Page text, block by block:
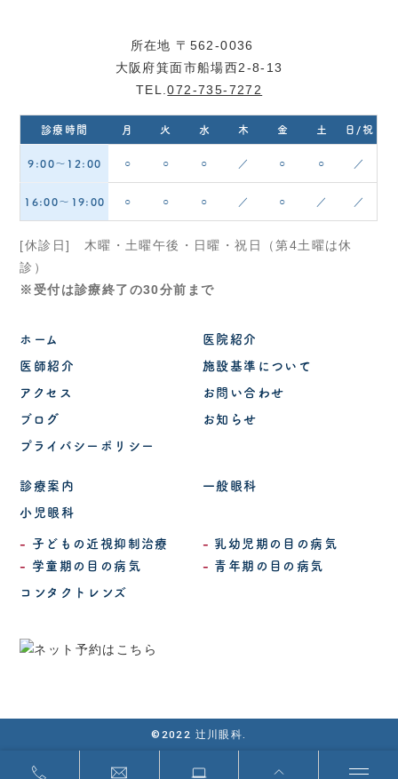
所在地 〒562-0036
大阪府箕面市船場西2-8-13
TEL.072-735-7272
診療時間 月 火 水 木 金 土 日/祝
9:00〜12:00 ○ ○ ○ ／ ○ ○ ／
16:00〜19:00 ○ ○ ○ ／ ○ ／ ／
[休診日] 木曜・土曜午後・日曜・祝日（第4土曜は休
診）
※受付は診療終了の30分前まで
ホーム
医院紹介
医師紹介
施設基準について
アクセス
お問い合わせ
ブログ
お知らせ
プライバシーポリシー
診療案内
一般眼科
小児眼科
子どもの近視抑制治療
乳幼児期の目の病気
学童期の目の病気
青年期の目の病気
コンタクトレンズ
©2022 辻川眼科.